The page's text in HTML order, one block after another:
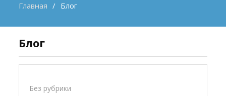
Главная Блог
Блог
Без рубрики